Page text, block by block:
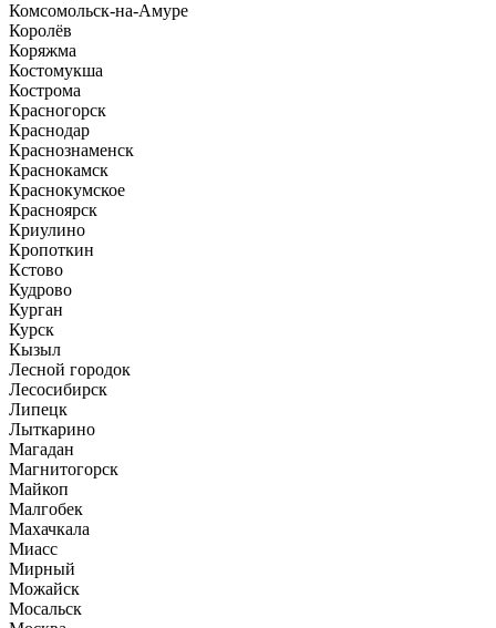
Комсомольск-на-Амуре
Королёв
Коряжма
Костомукша
Кострома
Красногорск
Краснодар
Краснознаменск
Краснокамск
Краснокумское
Красноярск
Криулино
Кропоткин
Кстово
Кудрово
Курган
Курск
Кызыл
Лесной городок
Лесосибирск
Липецк
Лыткарино
Магадан
Магнитогорск
Майкоп
Малгобек
Махачкала
Миасс
Мирный
Можайск
Мосальск